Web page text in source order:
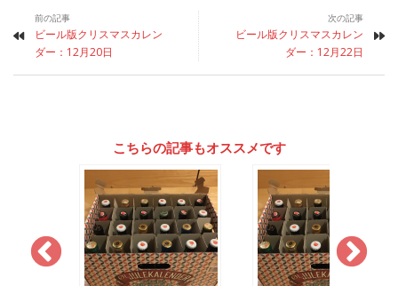
前の記事
ビール版クリスマスカレン
ダー：12月20日
次の記事
ビール版クリスマスカレン
ダー：12月22日
こちらの記事もオススメです